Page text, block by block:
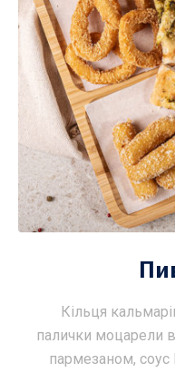
Кільця
палички моцарели в
пармезаном, соус